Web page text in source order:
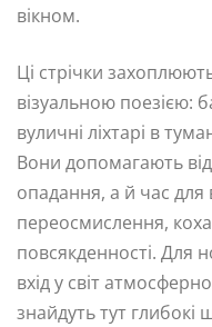
вікном.
Ці стрічки
візуальною поезією:
вуличні ліхтарі в
Вони допомагають
опадання, а й час для
переосмислення,
повсякденності. Для
вхід у світ
знайдуть тут глибокі